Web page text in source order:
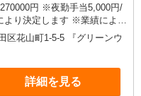
円 ※夜勤手当5,000円/
より決定します ※業績により
による）
区花山町1-5-5 『グリーンウ
詳細を見る